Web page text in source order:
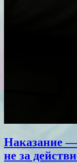
Наказание
не за